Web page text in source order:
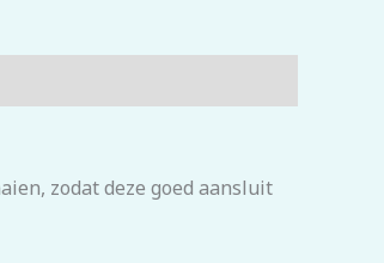
zodat deze goed aansluit